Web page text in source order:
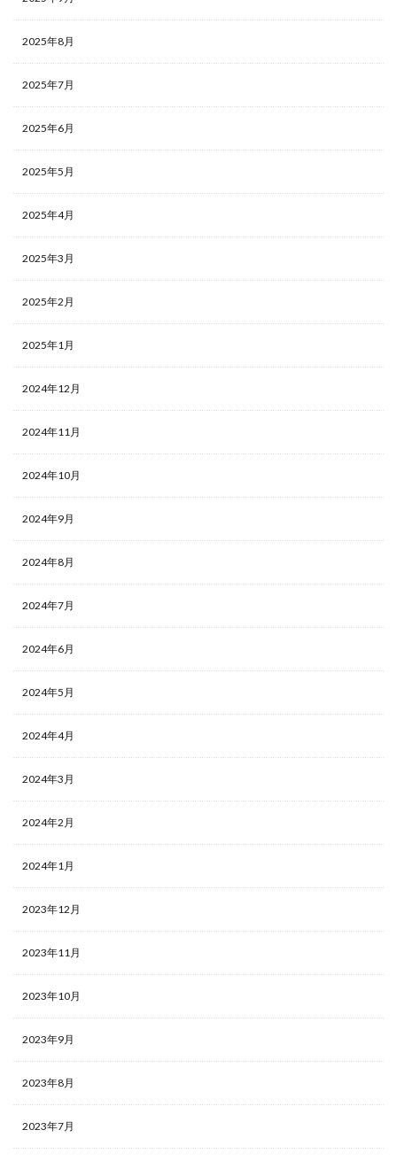
2025年8月
2025年7月
2025年6月
2025年5月
2025年4月
2025年3月
2025年2月
2025年1月
2024年12月
2024年11月
2024年10月
2024年9月
2024年8月
2024年7月
2024年6月
2024年5月
2024年4月
2024年3月
2024年2月
2024年1月
2023年12月
2023年11月
2023年10月
2023年9月
2023年8月
2023年7月